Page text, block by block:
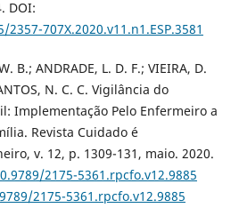
DOI:
707X.2020.v11.n1.ESP.3581
B.; ANDRADE, L. D. F.; VIEIRA, D.
N. C. C. Vigilância do
Implementação Pelo Enfermeiro a
Revista Cuidado é
v. 12, p. 1309-131, maio. 2020.
2175-5361.rpcfo.v12.9885
2175-5361.rpcfo.v12.9885